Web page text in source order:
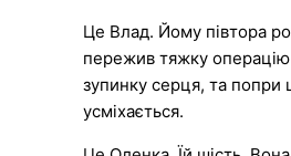
Це Влад. Йому півтора
пережив тяжку операцію
зупинку серця, та попри
усміхається.